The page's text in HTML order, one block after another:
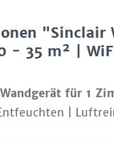
"Sinclair
- 35 m² |
für 1
|